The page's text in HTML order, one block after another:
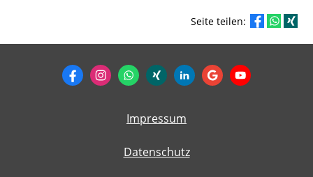
Seite teilen:
Impressum
Datenschutz